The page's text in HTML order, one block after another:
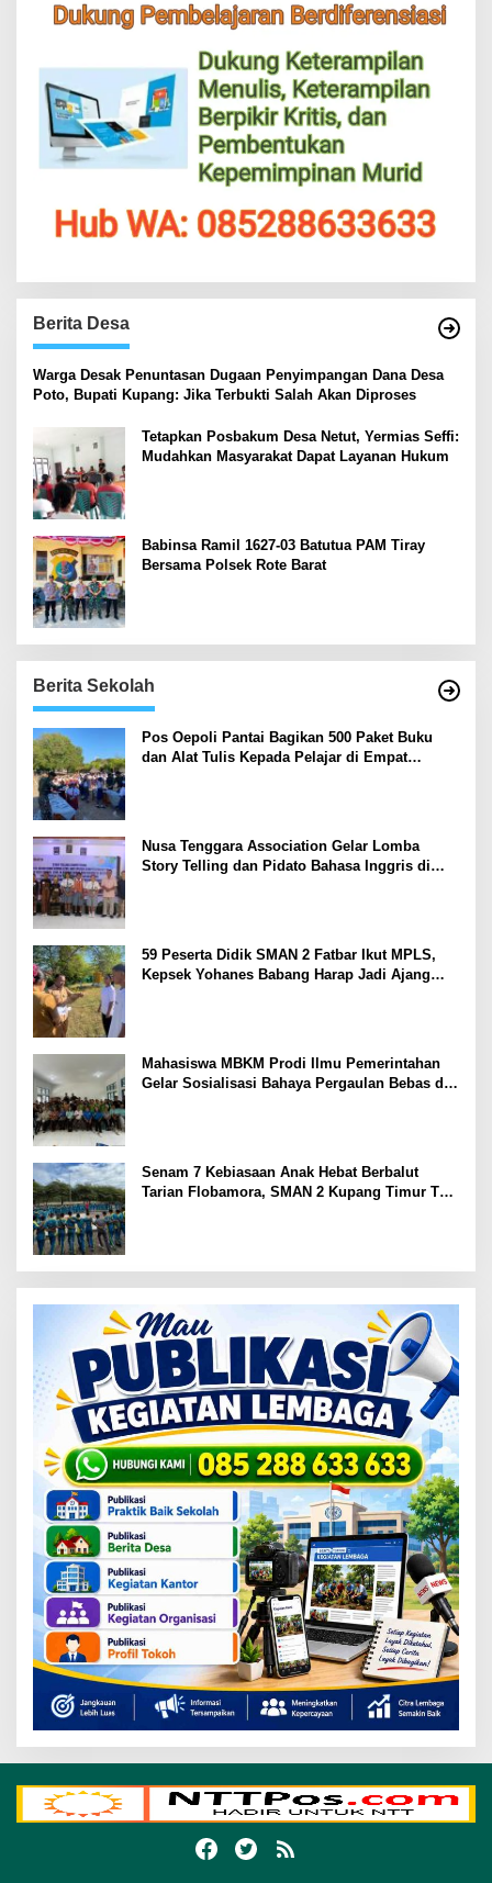
Berita Desa
‎Warga Desak Penuntasan Dugaan Penyimpangan Dana Desa
Poto, Bupati Kupang: Jika Terbukti Salah Akan Diproses
Tetapkan Posbakum Desa Netut, Yermias Seffi:
Mudahkan Masyarakat Dapat Layanan Hukum
Babinsa Ramil 1627-03 Batutua PAM Tiray
Bersama Polsek Rote Barat
Berita Sekolah
Pos Oepoli Pantai Bagikan 500 Paket Buku
dan Alat Tulis Kepada Pelajar di Empat
Nusa Tenggara Association Gelar Lomba
Story Telling dan Pidato Bahasa Inggris di
59 Peserta Didik SMAN 2 Fatbar Ikut MPLS,
Kepsek Yohanes Babang Harap Jadi Ajang
Mahasiswa MBKM Prodi Ilmu Pemerintahan
Gelar Sosialisasi Bahaya Pergaulan Bebas di
Senam 7 Kebiasaan Anak Hebat Berbalut
Tarian Flobamora, SMAN 2 Kupang Timur Tuai